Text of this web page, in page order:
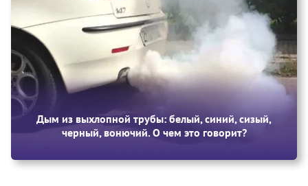
Дым из выхлопной трубы: белый, синий, сизый,
черный, вонючий. О чем это говорит?